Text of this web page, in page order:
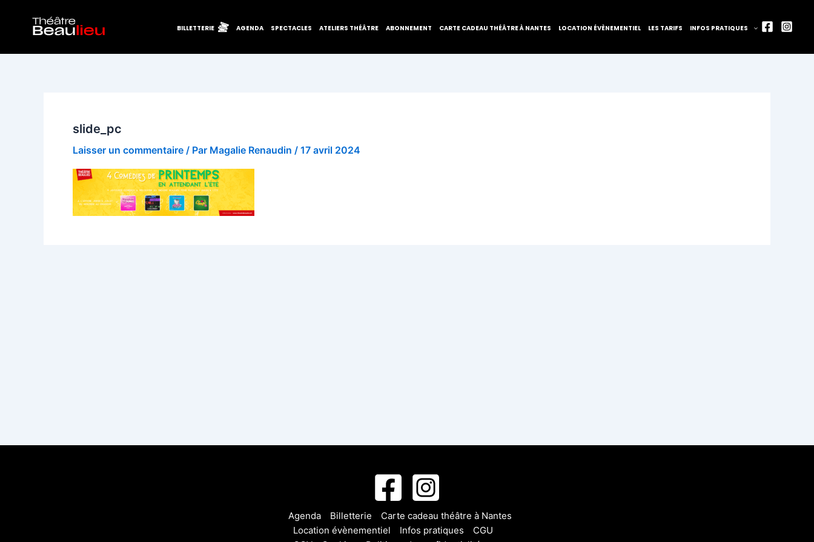
contenu
BILLETTERIE AGENDA SPECTACLES ATELIERS THÉÂTRE ABONNEMENT CARTE CADEAU THÉÂTRE À NANTES LOCATION ÉVÈNEMENTIEL LES TARIFS INFOS PRATIQUES
slide_pc
Laisser un commentaire / Par Magalie Renaudin / 17 avril 2024
Agenda Billetterie
Carte cadeau théâtre à Nantes
Location évènementiel
Infos pratiques
CGU